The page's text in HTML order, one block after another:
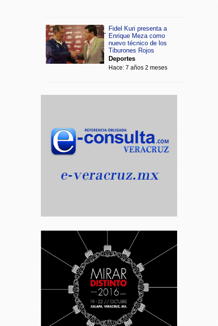
Fidel Kuri presenta a
Enrique Meza como
nuevo técnico de los
Tiburones Rojos
Deportes
Hace: 7 años 2 meses